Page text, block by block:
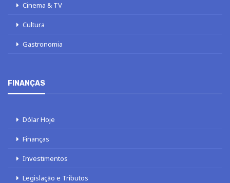
Cinema & TV
Cultura
Gastronomia
FINANÇAS
Dólar Hoje
Finanças
Investimentos
Legislação e Tributos